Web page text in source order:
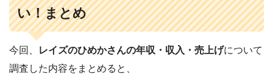
い！まとめ
今回、 レイズのひめかさんの年収・収入・売上げについて
調査した内容をまとめると、